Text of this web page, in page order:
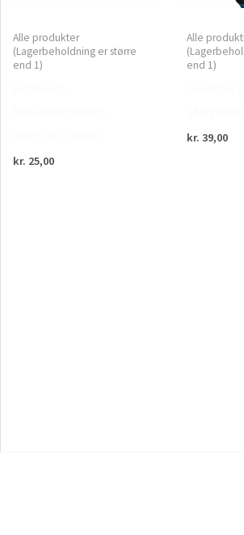
Alle produkter
(Lagerbeholdning er større
end 1)
kr. 25,00
Alle
end 1)
kr. 39,00